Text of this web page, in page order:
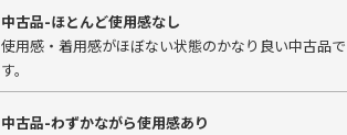
中古品-ほとんど使用感なし
使用感・着用感がほぼない状態のかなり良い中古品で
す。
中古品-わずかながら使用感あり